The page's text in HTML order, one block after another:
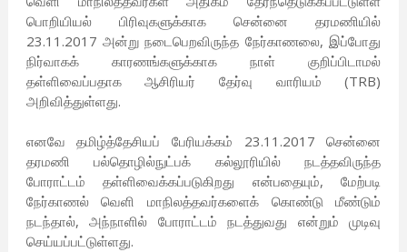
பொறியியல் பிரிவுகளுக்காக சென்னை தரமணியில்
23.11.2017 அன்று நடைபெறவிருந்த நேர்காணலை, இப்போது
நிர்வாகக் காரணங்களுக்காக நாள் குறிப்பிடாமல்
தள்ளிவைப்பதாக ஆசிரியர் தேர்வு வாரியம் (TRB)
அறிவித்துள்ளது.
எனவே தமிழ்த்தேசியப் பேரியக்கம் 23.11.2017 சென்னை
தரமணி பல்தொழில்நுட்பக் கல்லூரியில் நடத்தவிருந்த
போராட்டம் தள்ளிவைக்கப்படுகிறது என்பதையும், மேற்படி
நேர்காணல் வெளி மாநிலத்தவர்களைக் கொண்டு மீண்டும்
நடந்தால், அந்நாளில் போராட்டம் நடத்துவது என்றும் முடிவு
செய்யப்பட்டுள்ளது.